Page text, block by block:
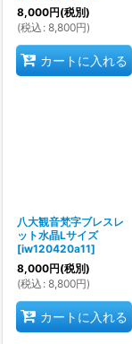
8,000円(税別)
(税込 : 8,800円)
カートに入れる
八大観音梵字ブレスレ
ット水晶Lサイズ
[iw120420a11]
8,000円(税別)
(税込 : 8,800円)
カートに入れる